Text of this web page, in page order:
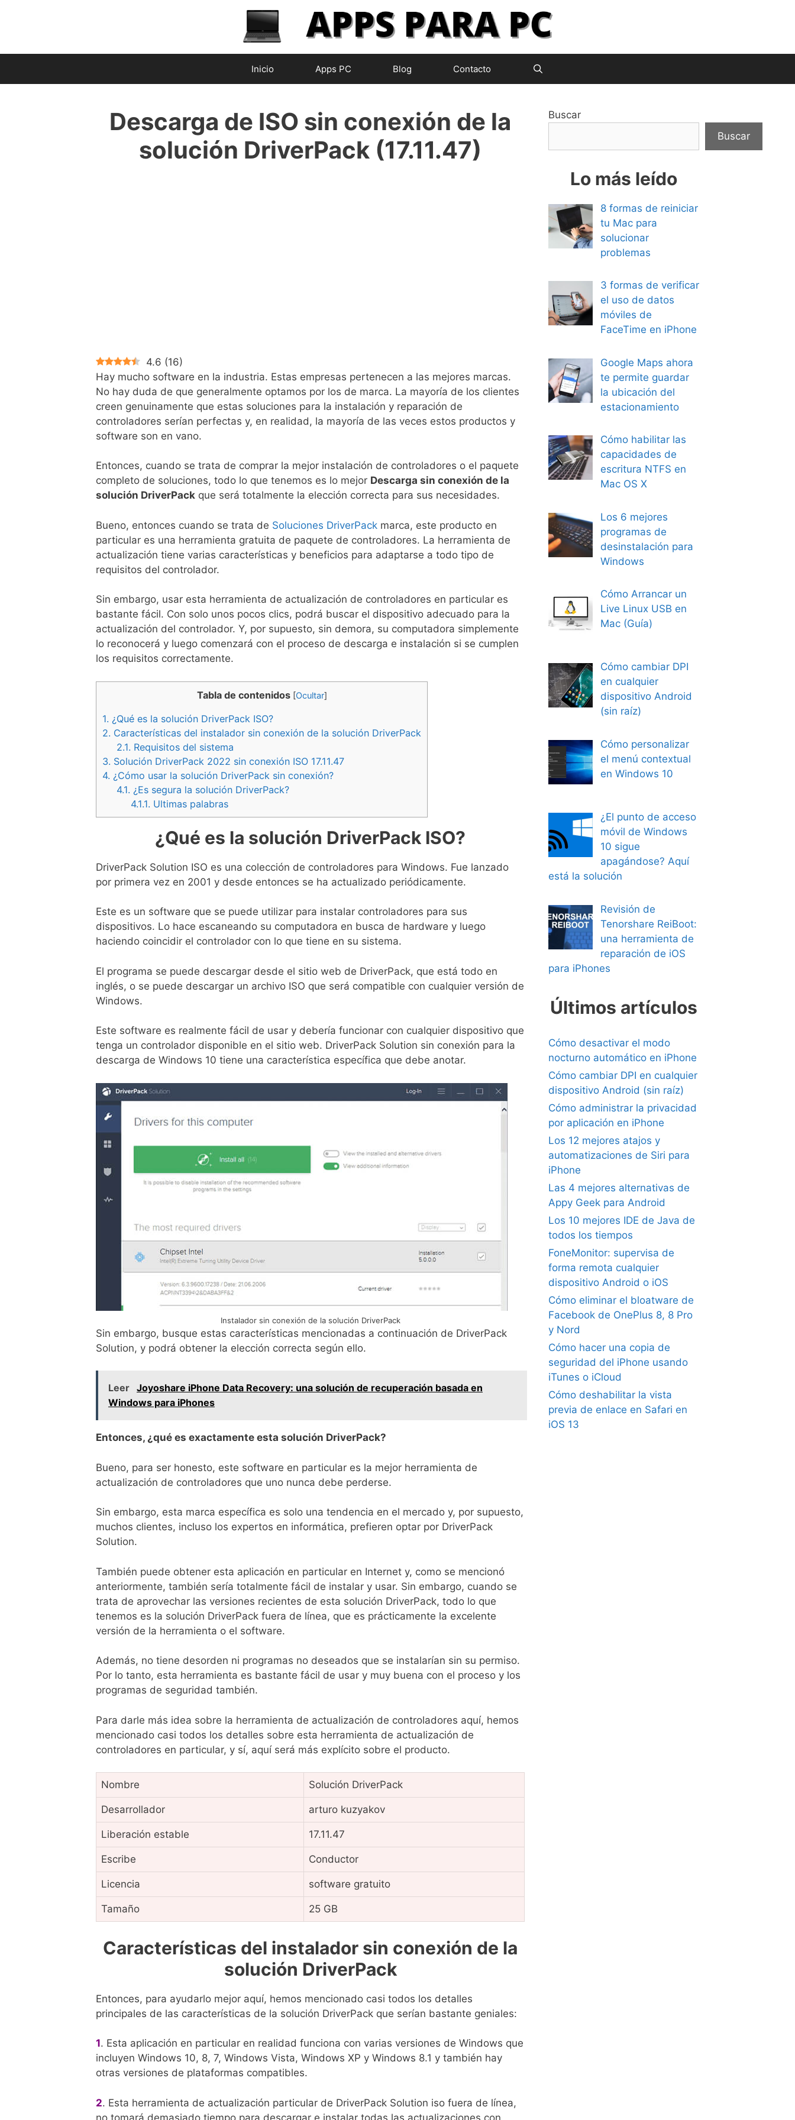
Inicio Apps PC Blog Contacto
Descarga de ISO sin conexión de la
solución DriverPack (17.11.47)
4.6 (16)
Hay mucho software en la industria. Estas empresas pertenecen a las mejores marcas.
No hay duda de que generalmente optamos por los de marca. La mayoría de los clientes
creen genuinamente que estas soluciones para la instalación y reparación de
controladores serían perfectas y, en realidad, la mayoría de las veces estos productos y
software son en vano.
Entonces, cuando se trata de comprar la mejor instalación de controladores o el paquete
completo de soluciones, todo lo que tenemos es lo mejor Descarga sin conexión de la
solución DriverPack que será totalmente la elección correcta para sus necesidades.
Bueno, entonces cuando se trata de Soluciones DriverPack marca, este producto en
particular es una herramienta gratuita de paquete de controladores. La herramienta de
actualización tiene varias características y beneficios para adaptarse a todo tipo de
requisitos del controlador.
Sin embargo, usar esta herramienta de actualización de controladores en particular es
bastante fácil. Con solo unos pocos clics, podrá buscar el dispositivo adecuado para la
actualización del controlador. Y, por supuesto, sin demora, su computadora simplemente
lo reconocerá y luego comenzará con el proceso de descarga e instalación si se cumplen
los requisitos correctamente.
Tabla de contenidos [Ocultar]
1. ¿Qué es la solución DriverPack ISO?
2. Características del instalador sin conexión de la solución DriverPack
2.1. Requisitos del sistema
3. Solución DriverPack 2022 sin conexión ISO 17.11.47
4. ¿Cómo usar la solución DriverPack sin conexión?
4.1. ¿Es segura la solución DriverPack?
4.1.1. Ultimas palabras
¿Qué es la solución DriverPack ISO?
DriverPack Solution ISO es una colección de controladores para Windows. Fue lanzado
por primera vez en 2001 y desde entonces se ha actualizado periódicamente.
Este es un software que se puede utilizar para instalar controladores para sus
dispositivos. Lo hace escaneando su computadora en busca de hardware y luego
haciendo coincidir el controlador con lo que tiene en su sistema.
El programa se puede descargar desde el sitio web de DriverPack, que está todo en
inglés, o se puede descargar un archivo ISO que será compatible con cualquier versión de
Windows.
Este software es realmente fácil de usar y debería funcionar con cualquier dispositivo que
tenga un controlador disponible en el sitio web. DriverPack Solution sin conexión para la
descarga de Windows 10 tiene una característica específica que debe anotar.
Instalador sin conexión de la solución DriverPack
Sin embargo, busque estas características mencionadas a continuación de DriverPack
Solution, y podrá obtener la elección correcta según ello.
Leer Joyoshare iPhone Data Recovery: una solución de recuperación basada en
Windows para iPhones
Entonces, ¿qué es exactamente esta solución DriverPack?
Bueno, para ser honesto, este software en particular es la mejor herramienta de
actualización de controladores que uno nunca debe perderse.
Sin embargo, esta marca específica es solo una tendencia en el mercado y, por supuesto,
muchos clientes, incluso los expertos en informática, prefieren optar por DriverPack
Solution.
También puede obtener esta aplicación en particular en Internet y, como se mencionó
anteriormente, también sería totalmente fácil de instalar y usar. Sin embargo, cuando se
trata de aprovechar las versiones recientes de esta solución DriverPack, todo lo que
tenemos es la solución DriverPack fuera de línea, que es prácticamente la excelente
versión de la herramienta o el software.
Además, no tiene desorden ni programas no deseados que se instalarían sin su permiso.
Por lo tanto, esta herramienta es bastante fácil de usar y muy buena con el proceso y los
programas de seguridad también.
Para darle más idea sobre la herramienta de actualización de controladores aquí, hemos
mencionado casi todos los detalles sobre esta herramienta de actualización de
controladores en particular, y sí, aquí será más explícito sobre el producto.
Nombre Solución DriverPack
Desarrollador arturo kuzyakov
Liberación estable 17.11.47
Escribe Conductor
Licencia software gratuito
Tamaño 25 GB
Características del instalador sin conexión de la
solución DriverPack
Entonces, para ayudarlo mejor aquí, hemos mencionado casi todos los detalles
principales de las características de la solución DriverPack que serían bastante geniales:
1. Esta aplicación en particular en realidad funciona con varias versiones de Windows que
incluyen Windows 10, 8, 7, Windows Vista, Windows XP y Windows 8.1 y también hay
otras versiones de plataformas compatibles.
2. Esta herramienta de actualización particular de DriverPack Solution iso fuera de línea,
no tomará demasiado tiempo para descargar e instalar todas las actualizaciones con
Buscar
Buscar
Lo más leído
8 formas de reiniciar
tu Mac para
solucionar
problemas
3 formas de verificar
el uso de datos
móviles de
FaceTime en iPhone
Google Maps ahora
te permite guardar
la ubicación del
estacionamiento
Cómo habilitar las
capacidades de
escritura NTFS en
Mac OS X
Los 6 mejores
programas de
desinstalación para
Windows
Cómo Arrancar un
Live Linux USB en
Mac (Guía)
Cómo cambiar DPI
en cualquier
dispositivo Android
(sin raíz)
Cómo personalizar
el menú contextual
en Windows 10
¿El punto de acceso
móvil de Windows
10 sigue
apagándose? Aquí
está la solución
Revisión de
Tenorshare ReiBoot:
una herramienta de
reparación de iOS
para iPhones
Últimos artículos
Cómo desactivar el modo
nocturno automático en iPhone
Cómo cambiar DPI en cualquier
dispositivo Android (sin raíz)
Cómo administrar la privacidad
por aplicación en iPhone
Los 12 mejores atajos y
automatizaciones de Siri para
iPhone
Las 4 mejores alternativas de
Appy Geek para Android
Los 10 mejores IDE de Java de
todos los tiempos
FoneMonitor: supervisa de
forma remota cualquier
dispositivo Android o iOS
Cómo eliminar el bloatware de
Facebook de OnePlus 8, 8 Pro
y Nord
Cómo hacer una copia de
seguridad del iPhone usando
iTunes o iCloud
Cómo deshabilitar la vista
previa de enlace en Safari en
iOS 13